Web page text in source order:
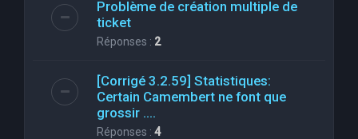
Problème de création multiple de
ticket
Réponses : 2
[Corrigé 3.2.59] Statistiques:
Certain Camembert ne font que
grossir ....
Réponses : 4